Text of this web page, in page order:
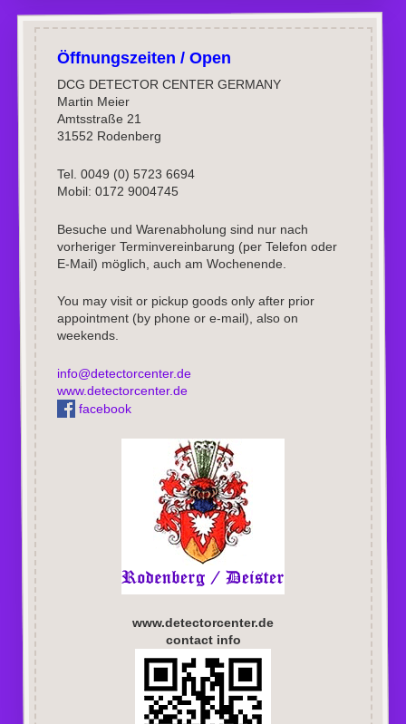
Öffnungszeiten / Open
DCG DETECTOR CENTER GERMANY
Martin Meier
Amtsstraße 21
31552 Rodenberg
Tel. 0049 (0) 5723 6694
Mobil: 0172 9004745
Besuche und Warenabholung sind nur nach
vorheriger Terminvereinbarung (per Telefon oder
E-Mail) möglich, auch am Wochenende.
You may visit or pickup goods only after prior
appointment (by phone or e-mail), also on
weekends.
info@detectorcenter.de
www.detectorcenter.de
facebook
www.detectorcenter.de
contact info